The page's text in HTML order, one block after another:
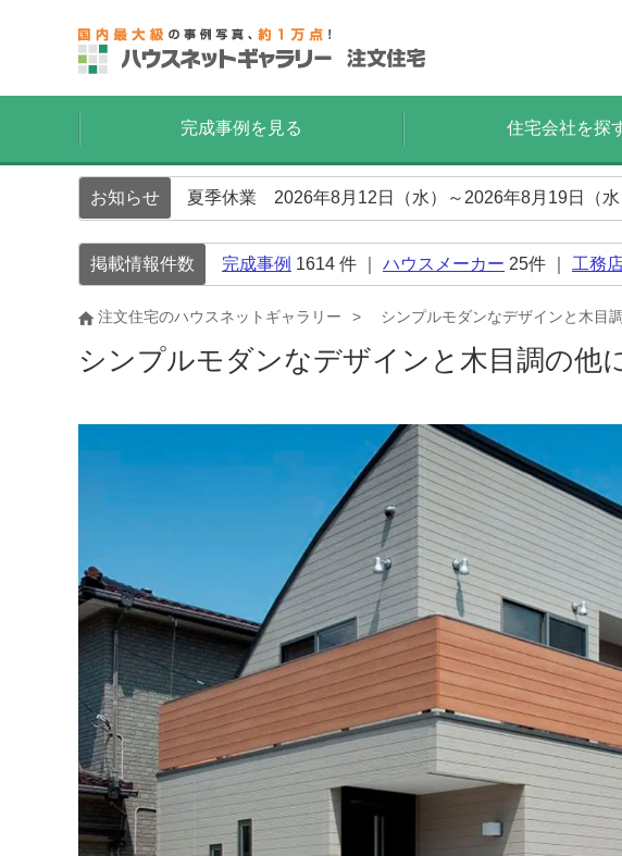
完成事例を見る 住宅会社を探
お知らせ 夏季休業 2026年8月12日（水）～2026年8月19日（
掲載情報件数 完成事例 1614 件 ｜ ハウスメーカー 25件 ｜ 工務
注文住宅のハウスネットギャラリー シンプルモダンなデザインと木目
シンプルモダンなデザインと木目調の他